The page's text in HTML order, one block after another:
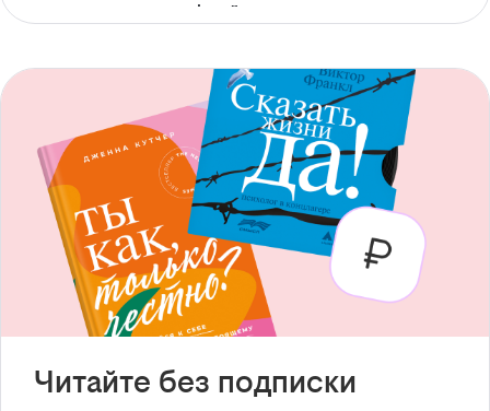
с доступом офлайн
Читайте без подписки